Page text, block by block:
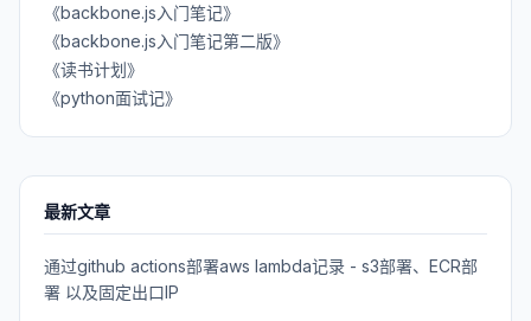
《backbone.js入门笔记》
《backbone.js入门笔记第二版》
《读书计划》
《python面试记》
最新文章
通过github actions部署aws lambda记录 - s3部署、ECR部
署 以及固定出口IP